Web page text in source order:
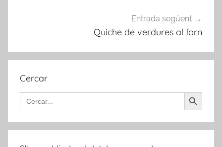
Entrada següent
Quiche de verdures al forn
Cercar
Search
for:
Search Button